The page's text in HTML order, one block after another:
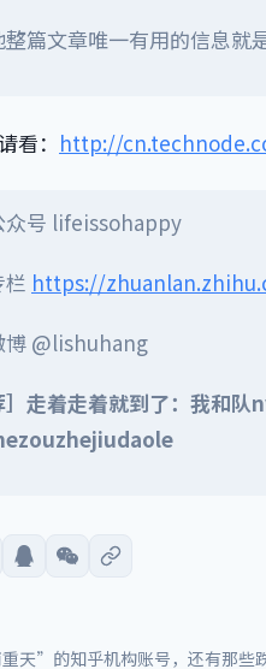
整篇文章唯一有用的信息
看： http://
众号 lifeissohappy
https://
博 @lishuhang
］走着走着就到了：我和
重天”的知乎机构账号，还有那些